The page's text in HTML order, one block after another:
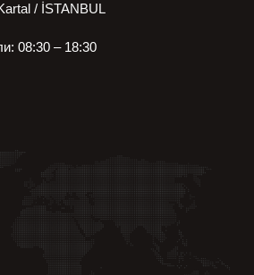
/ İSTANBUL
08:30 – 18:30